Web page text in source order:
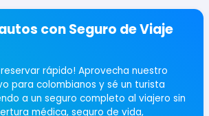
con Seguro de Viaje
reservar rápido! Aprovecha nuestro
para colombianos y sé un turista
a un seguro completo al viajero sin
médica, seguro de vida,